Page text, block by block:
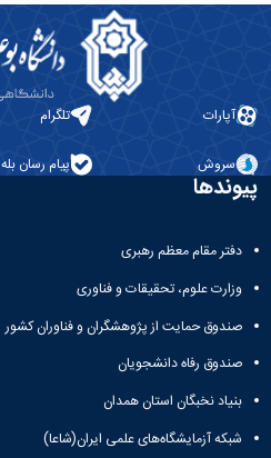
آپارات تلگرام
سروش پیام رسان بله
پیوندها
دفتر مقام معظم رهبری
وزارت علوم، تحقیقات و فناوری
صندوق حمایت از پژوهشگران و فناوران کشور
صندوق رفاه دانشجویان
بنیاد نخبگان استان همدان
شبکه آزمایشگاه‌های علمی ایران(شاعا)